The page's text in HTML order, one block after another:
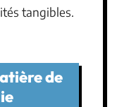
tangibles.
de